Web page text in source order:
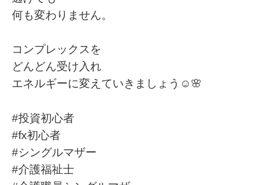
何も変わりません。
コンプレックスを
どんどん受け入れ
エネルギーに変えていきましょう☺️🌸
#投資初心者
#fx初心者
#シングルマザー
#介護福祉士